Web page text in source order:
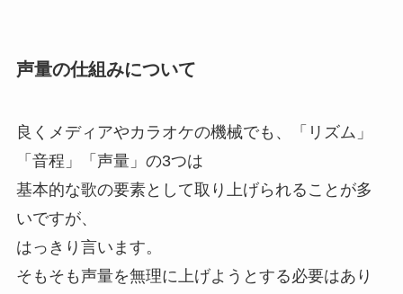
声量の仕組みについて
良くメディアやカラオケの機械でも、「リズム」
「音程」「声量」の3つは
基本的な歌の要素として取り上げられることが多
いですが、
はっきり言います。
そもそも声量を無理に上げようとする必要はあり